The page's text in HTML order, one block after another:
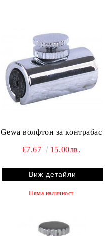
Gewa волфтон за контрабас
€7.67 15.00лв.
Виж детайли
Няма наличност